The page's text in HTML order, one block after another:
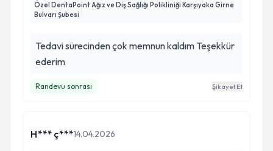
Özel DentaPoint Ağız ve Diş Sağlığı Polikliniği Karşıyaka Girne
Bulvarı Şubesi
Tedavi sürecinden çok memnun kaldım Teşekkür
ederim
Randevu sonrası Şikayet Et
H*** ç***14.04.2026